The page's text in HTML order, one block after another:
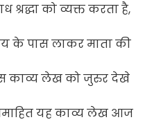
श्रद्धा को व्यक्त करता है,
के पास लाकर माता की
इस काव्य लेख को जुरुर देखे
यह काव्य लेख आज